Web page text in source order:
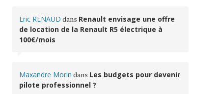
Eric RENAUD dans Renault envisage une offre
de location de la Renault R5 électrique à
100€/mois
Maxandre Morin dans Les budgets pour devenir
pilote professionnel ?